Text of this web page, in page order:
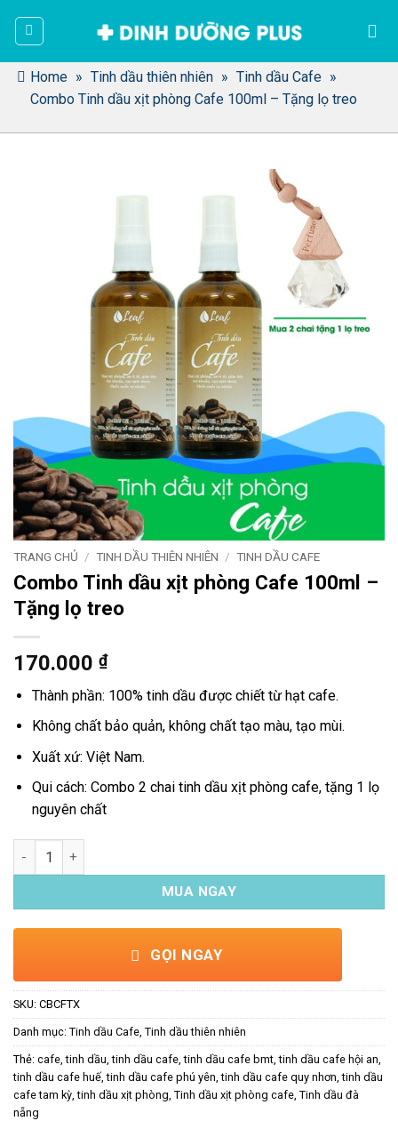
dung Home » Tinh dầu thiên nhiên » Tinh dầu Cafe »
Combo Tinh dầu xịt phòng Cafe 100ml – Tặng lọ treo
TRANG CHỦ / TINH DẦU THIÊN NHIÊN / TINH DẦU CAFE
Combo Tinh dầu xịt phòng Cafe 100ml –
Tặng lọ treo
170.000 ₫
Thành phần: 100% tinh dầu được chiết từ hạt cafe.
Không chất bảo quản, không chất tạo màu, tạo mùi.
Xuất xứ: Việt Nam.
Qui cách: Combo 2 chai tinh dầu xịt phòng cafe, tặng 1 lọ
nguyên chất
Combo Tinh dầu xịt phòng Cafe 100ml - Tặng lọ treo số lượng
MUA NGAY
GỌI NGAY
SKU: CBCFTX
Danh mục: Tinh dầu Cafe, Tinh dầu thiên nhiên
Thẻ: cafe,tinh dầu,tinh dầu cafe,tinh dầu cafe bmt,tinh dầu cafe hội an,
tinh dầu cafe huế,tinh dầu cafe phú yên,tinh dầu cafe quy nhơn,tinh dầu
cafe tam kỳ,tinh dầu xịt phòng, Tinh dầu xịt phòng cafe, Tinh dầu đà
nẵng